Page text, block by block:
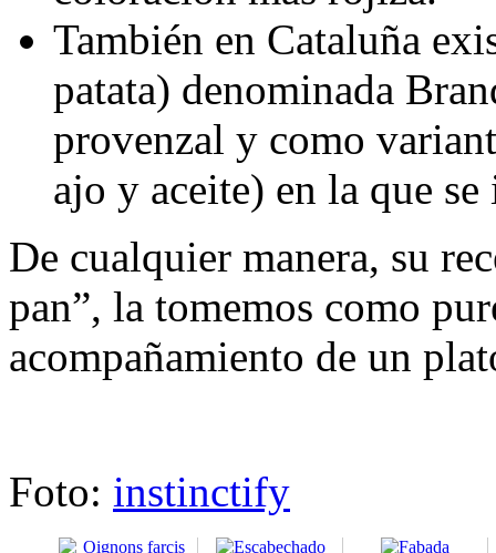
También en Cataluña
patata) denominada
provenzal y como
ajo y aceite) en la que
De cualquier manera, su
pan”, la tomemos como
acompañamiento de un
Foto: instinctify